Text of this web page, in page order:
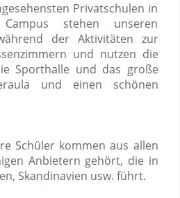
Privatschulen in
stehen unseren
der Aktivitäten zur
und nutzen die
Sporthalle und das große
und einen schönen
Schüler kommen aus allen
Anbietern gehört, die in
Skandinavien usw. führt.